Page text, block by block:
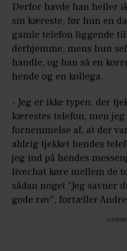
Derfor havde han heller
sin kæreste, før hun en
gamle telefon liggende
derhjemme, mens hun
handle, og han så en
hende og en kollega.
- Jeg er ikke typen, der
kærestes telefon, men jeg
fornemmelse af, at der
aldrig tjekket hendes
jeg ind på hendes
livechat køre mellem de
sådan noget "Jeg savner
gode røv", fortæller